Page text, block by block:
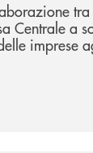
tra
Centrale a
imprese